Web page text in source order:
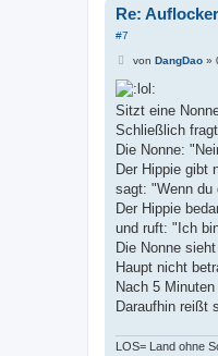
Re:
#7
B
i
t
r
a
g
von DangDao»
Sitzt eine
Schließlich
Die Nonne:
Der Hippie gibt
sagt: "Wenn du
Der Hippie
und ruft: "Ich
Die Nonne
Haupt nicht
Nach 5
Daraufhin reißt
LOS= Land ohne